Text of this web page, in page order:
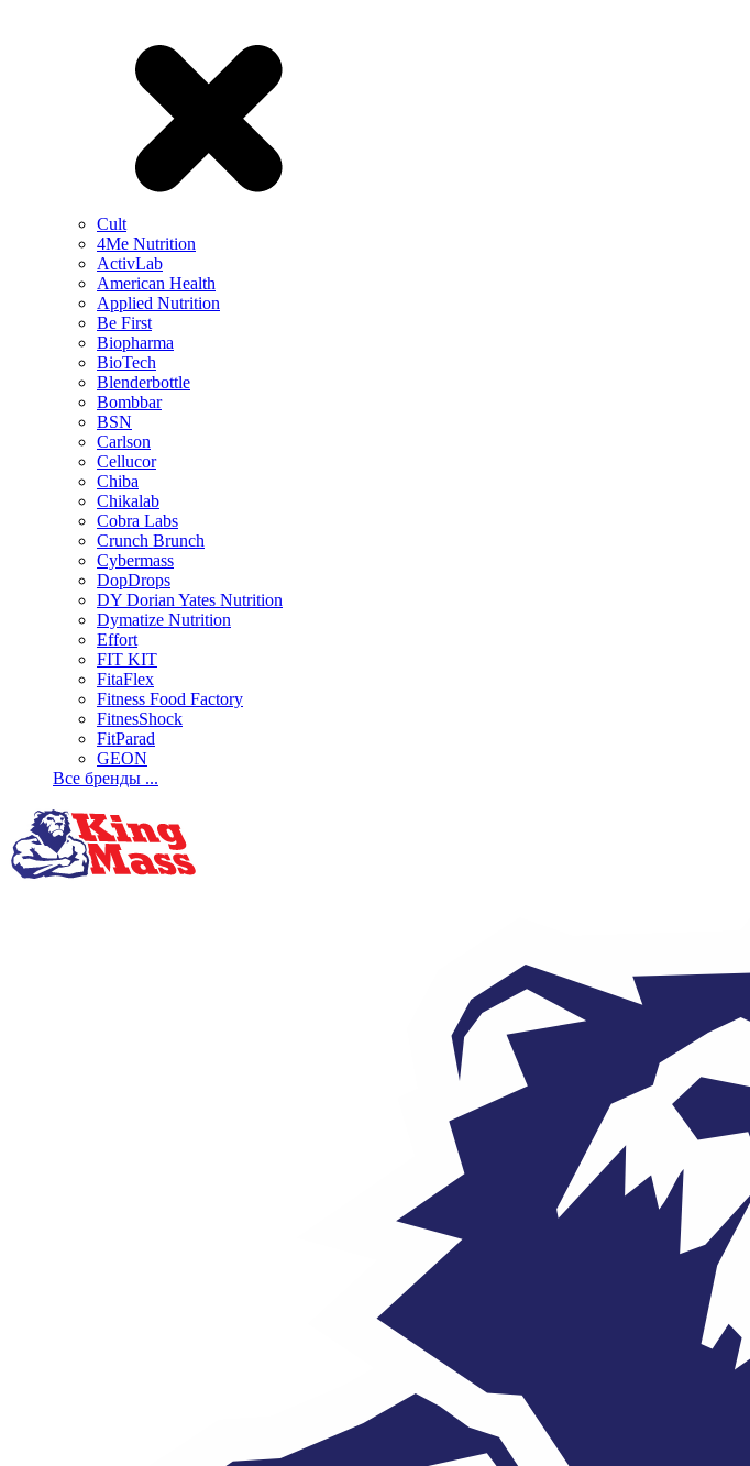
Cult
4Me Nutrition
ActivLab
American Health
Applied Nutrition
Be First
Biopharma
BioTech
Blenderbottle
Bombbar
BSN
Carlson
Cellucor
Chiba
Chikalab
Cobra Labs
Crunch Brunch
Cybermass
DopDrops
DY Dorian Yates Nutrition
Dymatize Nutrition
Effort
FIT KIT
FitaFlex
Fitness Food Factory
FitnesShock
FitParad
GEON
Все бренды ...